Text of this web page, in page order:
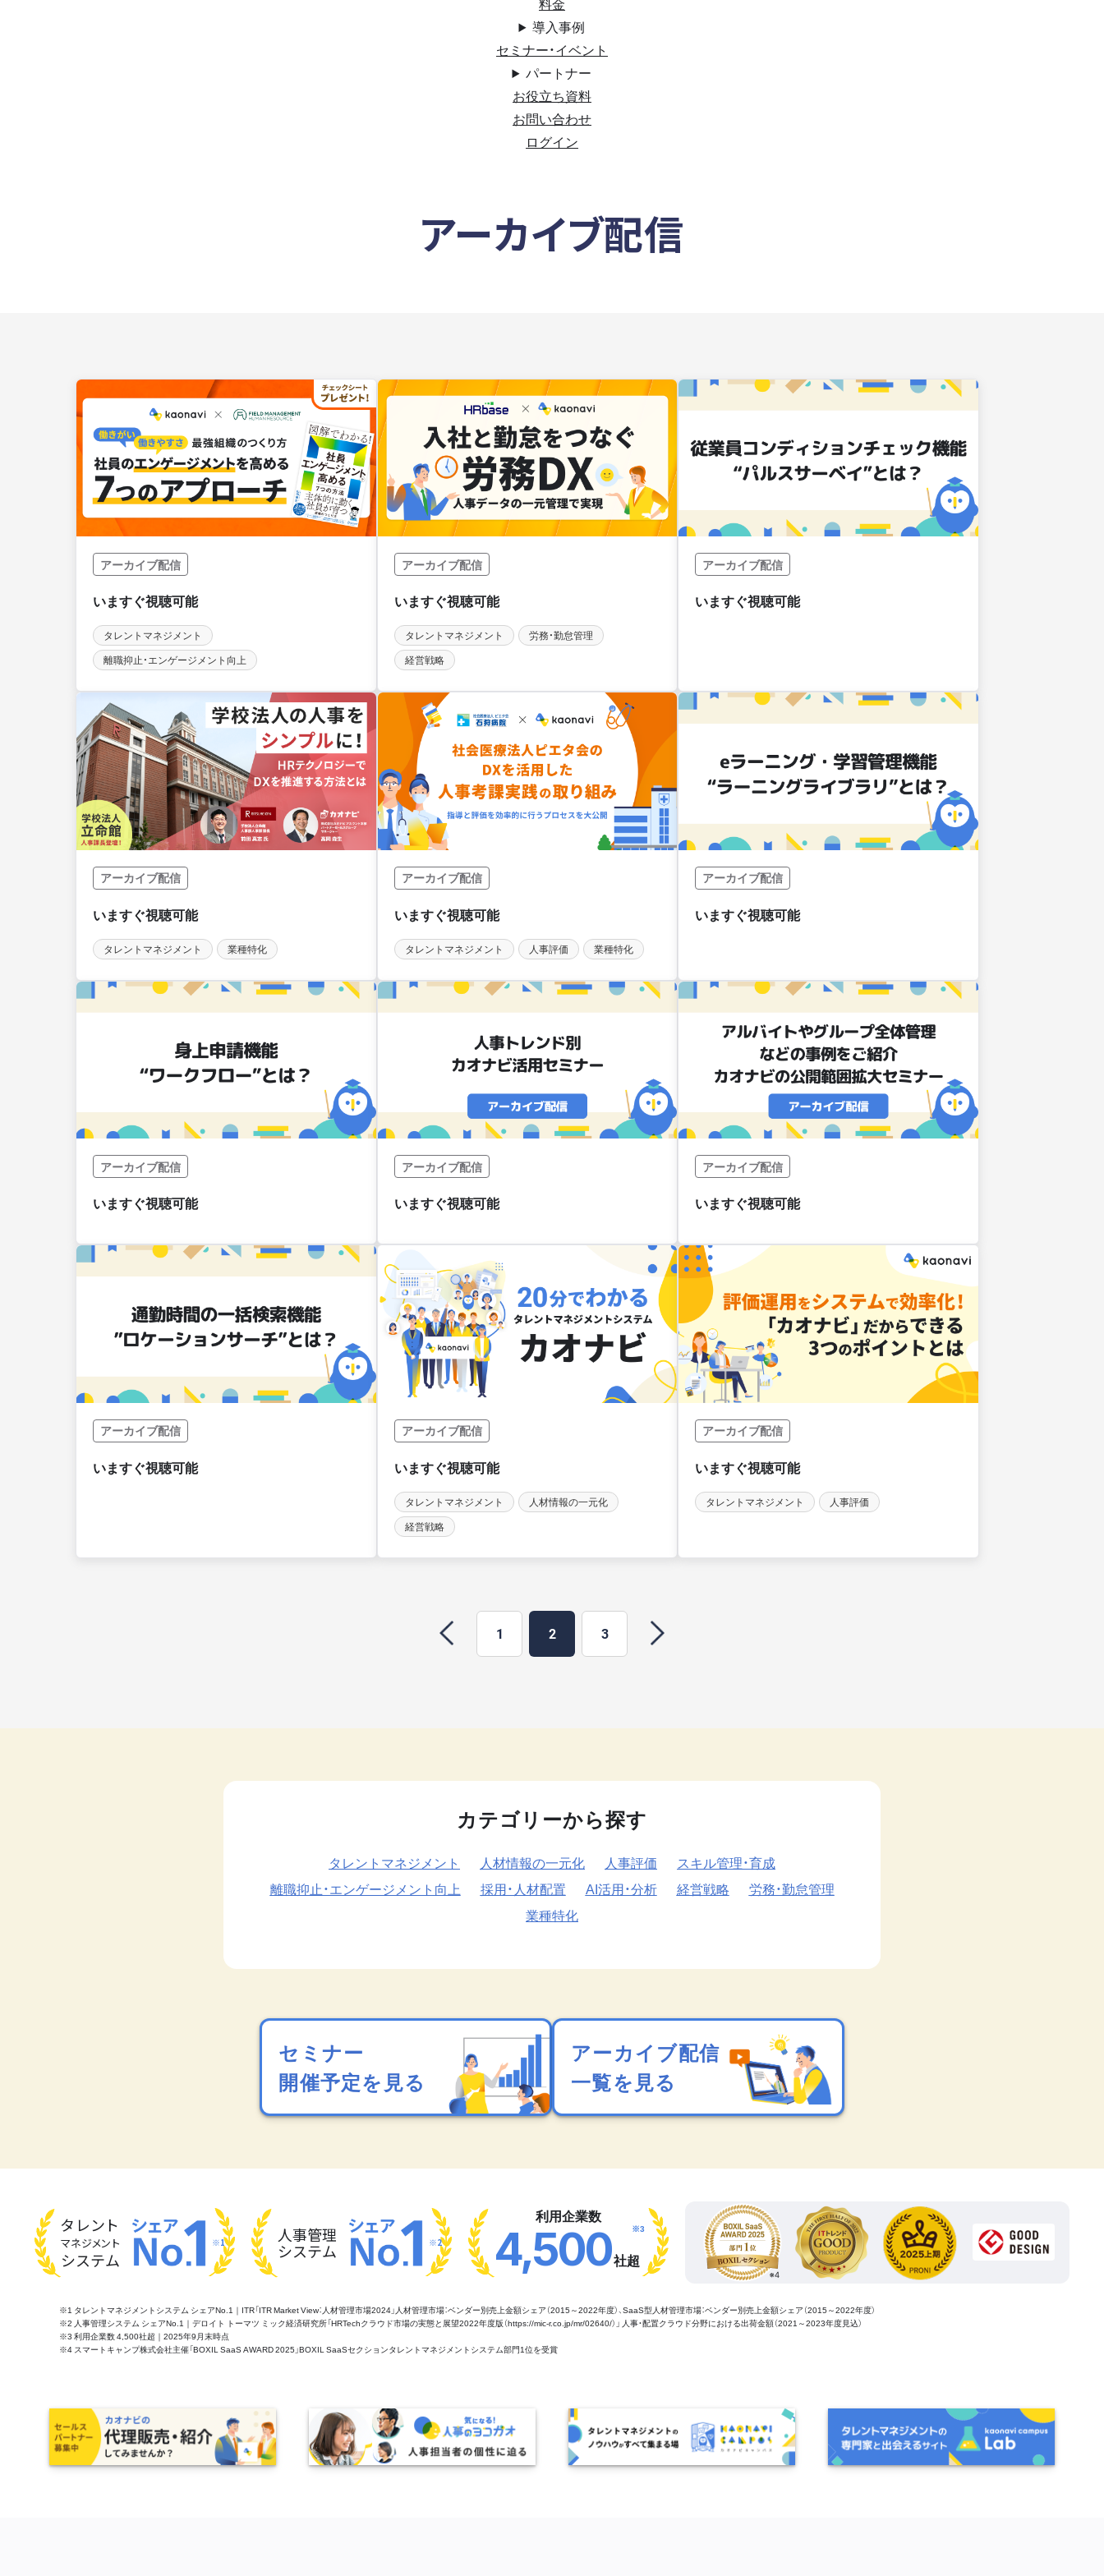
導入事例
セミナー・イベント
パートナー
お役立ち資料
お問い合わせ
ログイン
アーカイブ配信
アーカイブ配信
タレントマネジメント
離職抑止・エンゲージメント向上
アーカイブ配信
タレントマネジメント
労務・勤怠管理
経営戦略
アーカイブ配信
アーカイブ配信
タレントマネジメント 業種特化
アーカイブ配信
タレントマネジメント 人事評価 業種特化
アーカイブ配信
アーカイブ配信 アーカイブ配信 アーカイブ配信
アーカイブ配信 アーカイブ配信
タレントマネジメント
人材情報の一元化
経営戦略
アーカイブ配信
タレントマネジメント 人事評価
1 2 3
カテゴリーから探す
タレントマネジメント 人材情報の一元化 人事評価
スキル管理・育成
離職抑止・エンゲージメント向上
採用・人材配置 AI活用・分析 経営戦略
労務・勤怠管理
業種特化
セミナー
開催予定を見る
アーカイブ配信
一覧を見る
タレント
マネジメント
システム
※1 人事管理
システム ※2
利用企業数
4,500社超
※3
※1 タレントマネジメントシステム シェアNo.1｜ITR「ITR Market View：人材管理市場2024」人材管理市場：ベンダー別売上金額シェア（2015～2022年度）、SaaS型人材管理市場：ベンダー別売上金額シェア（2015～2022年度）
※2 人事管理システム シェアNo.1｜デロイト トーマツ ミック経済研究所「HRTechクラウド市場の実態と展望2022年度版（https://mic-r.co.jp/mr/02640/）」 人事・配置クラウド分野における出荷金額（2021～2023年度見込）
※3 利用企業数 4,500社超｜2025年9月末時点
※4 スマートキャンプ株式会社主催「BOXIL SaaS AWARD 2025」BOXIL SaaSセクションタレントマネジメントシステム部門1位を受賞